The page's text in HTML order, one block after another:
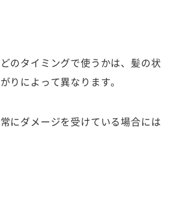
のタイミングで使うかは、髪の状
りによって異なります。
にダメージを受けている場合には